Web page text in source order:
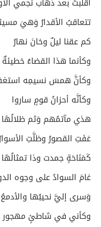
تتعاقبُ الأقدارُ وَهيَ
كم عقنا ليلٌ وخانَ نهارُ
وكأنما هذا القضاءُ خطيئةٌ
وكأنَّ همسَ نسيمِه
وكأنَّه أحزانُ قومٍ ساروا
هذي مآتمُهم وَثم ظلالُهَا
عَفَتِ القصورُ وظلَّتِ
كَمَنَاحَةٍ جمدت وذا تمثالُهَا
غامَ السوادُ على وجوه
وَسرى إليَّ نحيبُها والأدمعُ
وكأني في شاطئٍ مهجور